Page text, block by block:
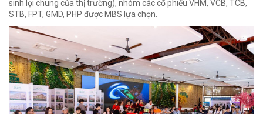
sinh lợi chung của thị trường), nhóm các cổ phiếu VHM, VCB, TCB,
STB, FPT, GMD, PHP được MBS lựa chọn.